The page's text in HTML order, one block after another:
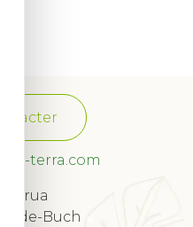
terra.com
de-Buch